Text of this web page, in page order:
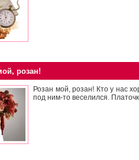
розан!
Розан мой, розан! Кто у нас
под ним-то веселился.